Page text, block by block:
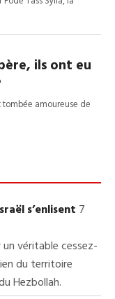
s’enlisent 7
véritable cessez-
du territoire
Hezbollah.